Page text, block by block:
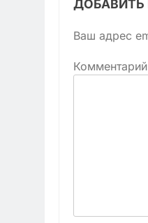
Ваш адрес
Комментарий